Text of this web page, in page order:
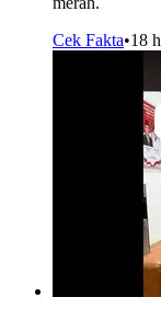
Cek Fakta•18